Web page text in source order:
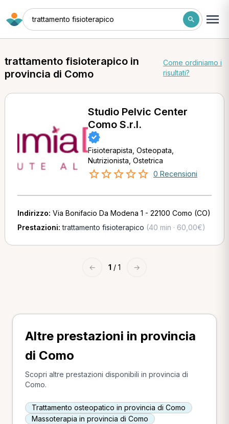
trattamento fisioterapico
trattamento fisioterapico in
provincia di Como
Come ordiniamo i
risultati?
Studio Pelvic Center
Como S.r.l.
Fisioterapista, Osteopata,
Nutrizionista, Ostetrica
0 Recensioni
Indirizzo: Via Bonifacio Da Modena 1 - 22100 Como (CO)
Prestazioni:trattamento fisioterapico (40 min · 60,00€)
← 1 / 1 →
Altre prestazioni in provincia
di Como
Scopri altre prestazioni disponibili in provincia di
Como.
Trattamento osteopatico in provincia di Como
Massoterapia in provincia di Como